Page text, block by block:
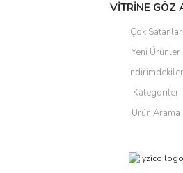
VİTRİNE GÖZ
Çok Satanlar
Yeni Ürünler
İndirimdekiler
Kategoriler
Ürün Arama